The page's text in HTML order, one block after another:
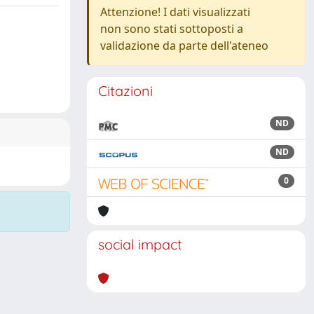
Attenzione! I dati visualizzati
non sono stati sottoposti a
validazione da parte dell'ateneo
Citazioni
ND
ND
0
social impact